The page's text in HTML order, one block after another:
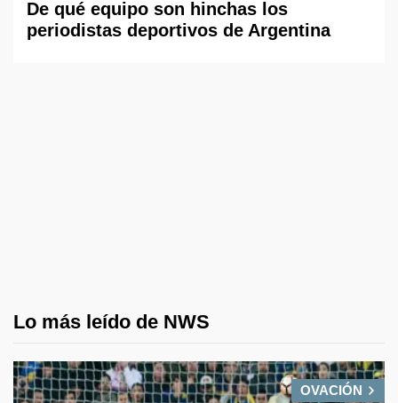
De qué equipo son hinchas los
periodistas deportivos de Argentina
Lo más leído de NWS
OVACIÓN